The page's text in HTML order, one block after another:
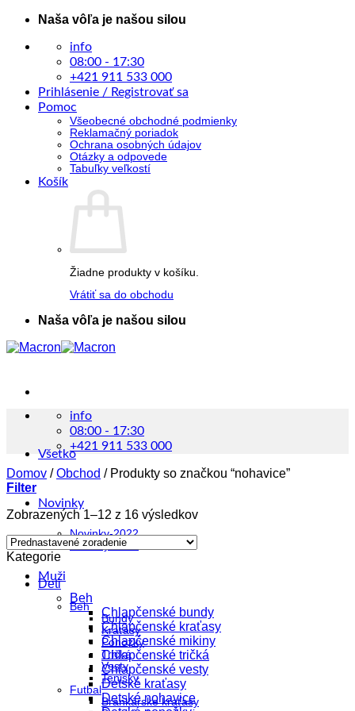
Skip
content
Naša vôľa je našou silou
info
08:00 - 17:30
+421 911 533 000
Prihlásenie / Registrovať sa
Pomoc
Všeobecné obchodné podmienky
Reklamačný poriadok
Ochrana osobných údajov
Otázky a odpovede
Tabuľky veľkostí
Košík
Žiadne produkty v košíku.
Vrátiť sa do obchodu
Naša vôľa je našou silou
Všetko
Novinky
Novinky-2022
Novinky-2023
Muži
Beh
Bundy
Kraťasy
Ponožky
Tričká
Vesty
Tenisky
Futbal
Brankárske kraťasy
info
08:00 - 17:30
+421 911 533 000
Domov / Obchod /Produkty so značkou “nohavice”
Filter
Zobrazených 1–12 z 16 výsledkov
Kategorie
Deti
Beh
Chlapčenské bundy
Chlapčenské kraťasy
Chlapčenské mikiny
Chlapčenské tričká
Chlapčenské vesty
Detské kraťasy
Detské nohavice